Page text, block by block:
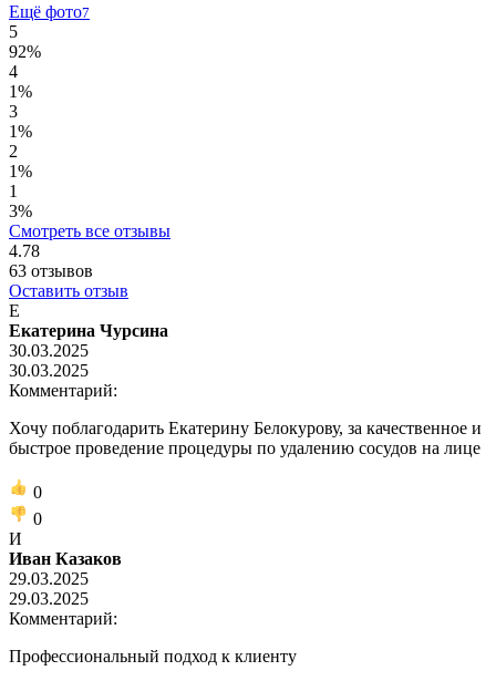
Ещё фото7
5
92%
4
1%
3
1%
2
1%
1
3%
Смотреть все отзывы
4.78
63 отзывов
Оставить отзыв
Е
Екатерина Чурсина
30.03.2025
30.03.2025
Комментарий:
Хочу поблагодарить Екатерину Белокурову, за качественное и
быстрое проведение процедуры по удалению сосудов на лице
0
0
И
Иван Казаков
29.03.2025
29.03.2025
Комментарий:
Профессиональный подход к клиенту